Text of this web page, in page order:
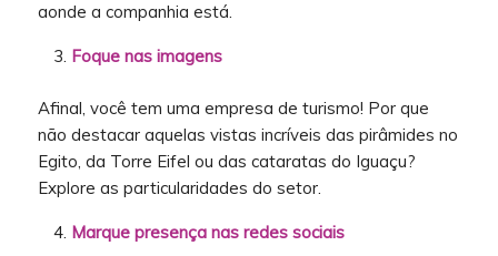
aonde a companhia está.
Foque nas imagens
Afinal, você tem uma empresa de turismo! Por que
não destacar aquelas vistas incríveis das pirâmides no
Egito, da Torre Eifel ou das cataratas do Iguaçu?
Explore as particularidades do setor.
Marque presença nas redes sociais